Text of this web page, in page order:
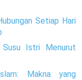
Setiap Hari
Istri Menurut
Makna yang